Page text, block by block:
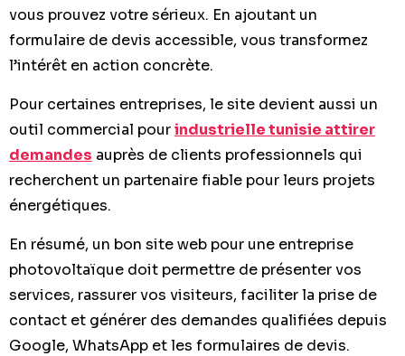
vous prouvez votre sérieux. En ajoutant un
formulaire de devis accessible, vous transformez
l’intérêt en action concrète.
Pour certaines entreprises, le site devient aussi un
outil commercial pourindustrielle tunisie attirer
demandes auprès de clients professionnels qui
recherchent un partenaire fiable pour leurs projets
énergétiques.
En résumé, un bon site web pour une entreprise
photovoltaïque doit permettre de présenter vos
services, rassurer vos visiteurs, faciliter la prise de
contact et générer des demandes qualifiées depuis
Google, WhatsApp et les formulaires de devis.